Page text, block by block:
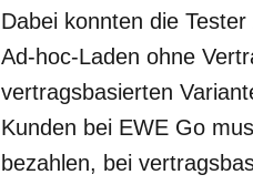
Dabei konnten die
Ad-hoc-Laden ohne
vertragsbasierten
Kunden bei EWE Go
bezahlen, bei